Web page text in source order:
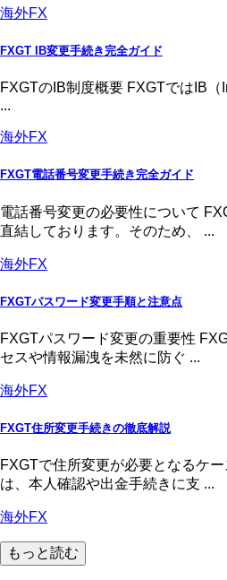
海外FX
FXGT IB変更手続き完全ガイド
FXGTのIB制度概要 FXGTではIB
...
海外FX
FXGT電話番号変更手続き完全ガイド
電話番号変更の必要性について
直結しております。そのため、 ...
海外FX
FXGTパスワード変更手順と注意点
FXGTパスワード変更の重要性
セスや情報漏洩を未然に防ぐ ...
海外FX
FXGT住所変更手続きの徹底解説
FXGTで住所変更が必要となるケ
は、本人確認や出金手続きに支 ...
海外FX
もっと読む